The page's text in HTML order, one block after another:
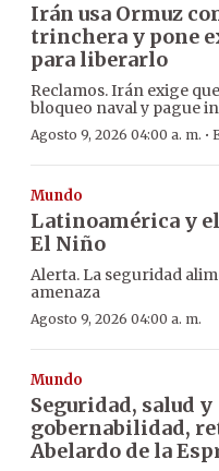
Irán usa Ormuz
trinchera y pone
para liberarlo
Reclamos. Irán exige
bloqueo naval y pague
Agosto 9, 2026 04:00 a. m. ·
Mundo
Latinoamérica y
El Niño
Alerta. La seguridad
amenaza
Agosto 9, 2026 04:00 a. m.
Mundo
Seguridad, salud y
gobernabilidad,
Abelardo de la